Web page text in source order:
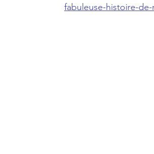
fabuleuse-histoire-de-